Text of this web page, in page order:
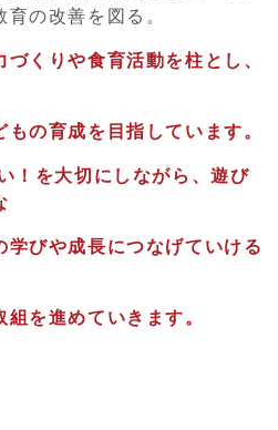
の改善を図る。
くりや食育活動を柱とし、
の育成を目指しています。
！を大切にしながら、遊び
学びや成長につなげていける
を進めていきます。